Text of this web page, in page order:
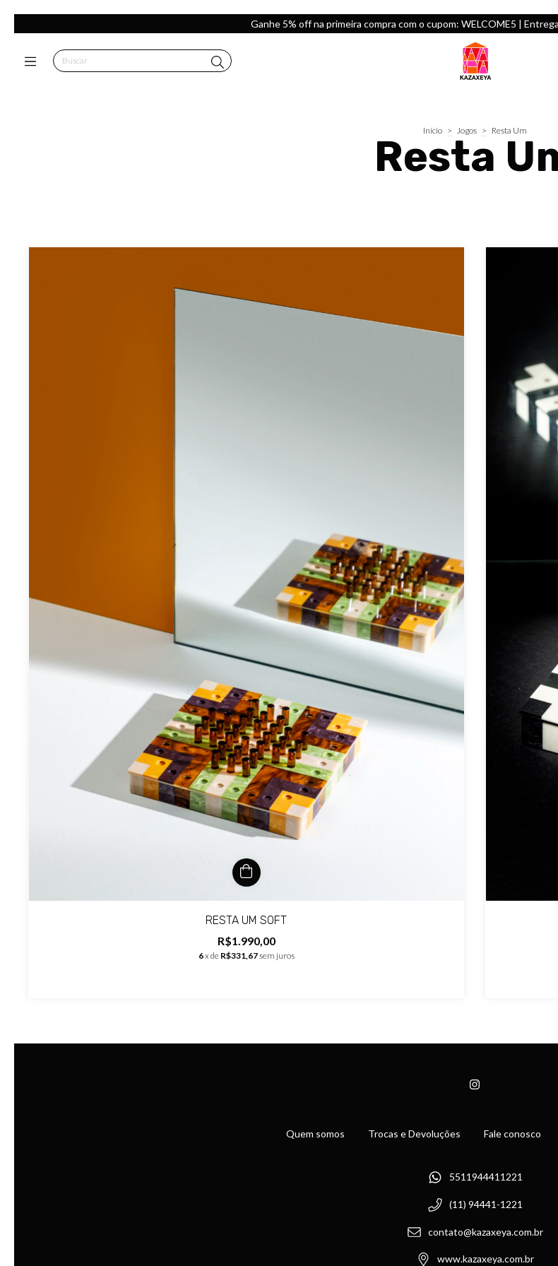
Ganhe 5% off na primeira compra com o cupom: WELCOME5 |
Início > Jogos > Resta Um
Resta
RESTA UM SOFT
R$1.990,00
6x de R$331,67sem juros
Quem somos Trocas e Devoluções Fale conosco
5511944411221
(11) 94441-1221
contato@kazaxeya.com.br
www.kazaxeya.com.br